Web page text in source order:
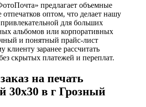
предлагает объемные
отпечатков оптом, что делает нашу
для больших
альбомов или корпоративных
и понятный прайс-лист
клиенту заранее рассчитать
скрытых платежей и переплат.
на печать
30х30 в г Грозный